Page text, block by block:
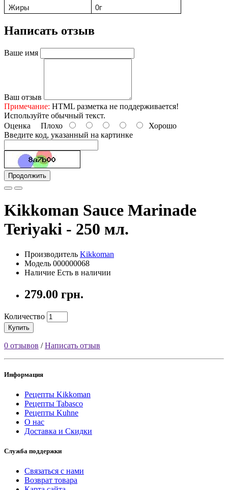
Жиры 0г
Написать отзыв
Ваше имя
Ваш отзыв
Примечание: HTML разметка не поддерживается!
Используйте обычный текст.
Оценка Плохо
Хорошо
Введите код, указанный на картинке
Продолжить
Kikkoman Sauce Marinade
Teriyaki - 250 мл.
Производитель Kikkoman
Модель 000000068
Наличие Есть в наличии
279.00 грн.
Количество
Купить
0 отзывов /Написать отзыв
Информация
Рецепты Kikkoman
Рецепты Tabasco
Рецепты Kuhne
О нас
Доставка и Скидки
Служба поддержки
Связаться с нами
Возврат товара